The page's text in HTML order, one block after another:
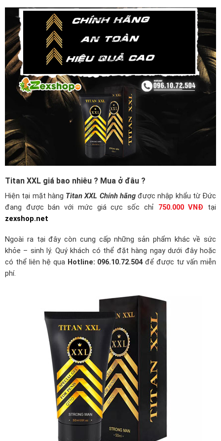
Titan XXL giá bao nhiêu ? Mua ở đâu ?
Hiện tại mặt hàng Titan XXL Chính hãng được nhập khẩu từ Đức
đang được bán với mức giá cực sốc chỉ 750.000 VNĐ tại
zexshop.net
Ngoài ra tại đây còn cung cấp những sản phẩm khác về sức
khỏe – sinh lý. Quý khách có thể đặt hàng ngay dưới đây hoặc
có thể liên hệ qua Hotline: 096.10.72.504để được tư vấn miễn
phí.